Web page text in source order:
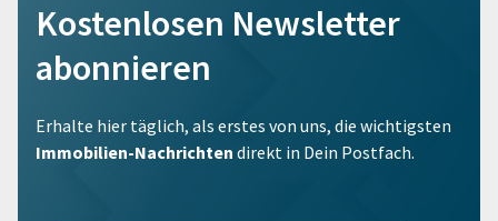
Kostenlosen Newsletter
abonnieren
Erhalte hier täglich, als erstes von uns, die wichtigsten
Immobilien-Nachrichten direkt in Dein Postfach.